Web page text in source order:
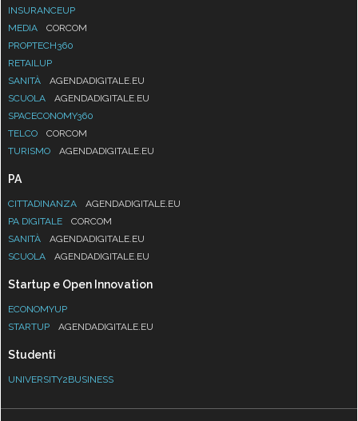
INSURANCEUP
MEDIA
CORCOM
PROPTECH360
RETAILUP
SANITÀ
AGENDADIGITALE.EU
SCUOLA
AGENDADIGITALE.EU
SPACECONOMY360
TELCO
CORCOM
TURISMO
AGENDADIGITALE.EU
PA
CITTADINANZA
AGENDADIGITALE.EU
PA DIGITALE
CORCOM
SANITÀ
AGENDADIGITALE.EU
SCUOLA
AGENDADIGITALE.EU
Startup e Open Innovation
ECONOMYUP
STARTUP
AGENDADIGITALE.EU
Studenti
UNIVERSITY2BUSINESS